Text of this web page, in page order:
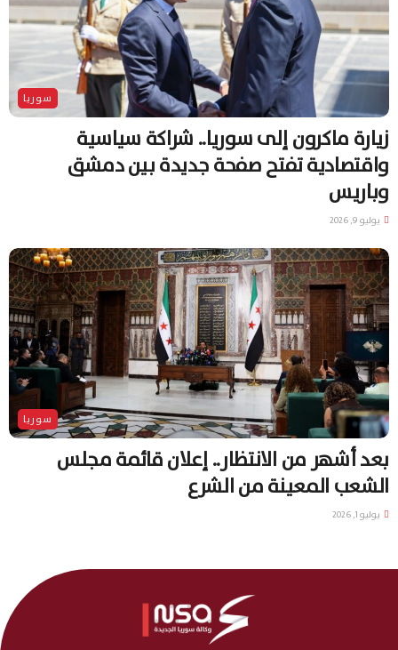
سوريا
زيارة ماكرون إلى سوريا.. شراكة سياسية
واقتصادية تفتح صفحة جديدة بين دمشق
وباريس
يوليو 9, 2026
سوريا
بعد أشهر من الانتظار.. إعلان قائمة مجلس
الشعب المعينة من الشرع
يوليو 1, 2026